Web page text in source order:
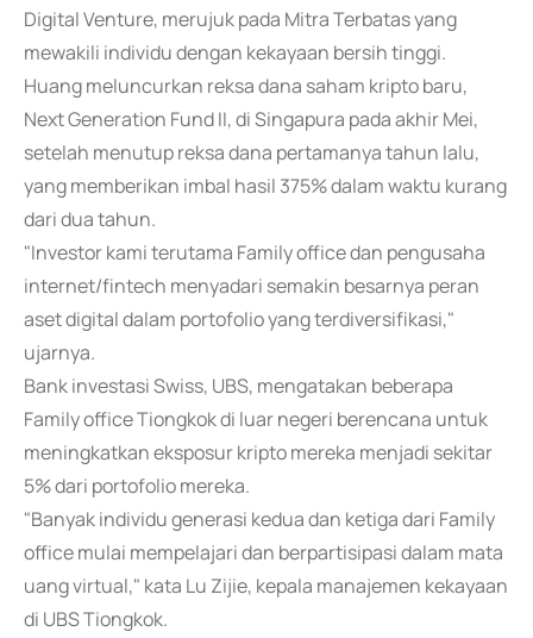
Digital Venture, merujuk pada Mitra Terbatas yang
mewakili individu dengan kekayaan bersih tinggi.
Huang meluncurkan reksa dana saham kripto baru,
Next Generation Fund II, di Singapura pada akhir Mei,
setelah menutup reksa dana pertamanya tahun lalu,
yang memberikan imbal hasil 375% dalam waktu kurang
dari dua tahun.
"Investor kami terutama Family office dan pengusaha
internet/fintech menyadari semakin besarnya peran
aset digital dalam portofolio yang terdiversifikasi,"
ujarnya.
Bank investasi Swiss, UBS, mengatakan beberapa
Family office Tiongkok di luar negeri berencana untuk
meningkatkan eksposur kripto mereka menjadi sekitar
5% dari portofolio mereka.
"Banyak individu generasi kedua dan ketiga dari Family
office mulai mempelajari dan berpartisipasi dalam mata
uang virtual," kata Lu Zijie, kepala manajemen kekayaan
di UBS Tiongkok.